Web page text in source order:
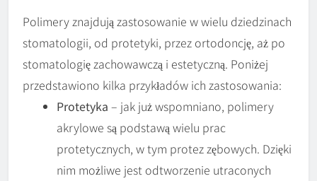
Polimery znajdują zastosowanie w wielu dziedzinach
stomatologii, od protetyki, przez ortodoncję, aż po
stomatologię zachowawczą i estetyczną. Poniżej
przedstawiono kilka przykładów ich zastosowania:
Protetyka – jak już wspomniano, polimery
akrylowe są podstawą wielu prac
protetycznych, w tym protez zębowych. Dzięki
nim możliwe jest odtworzenie utraconych